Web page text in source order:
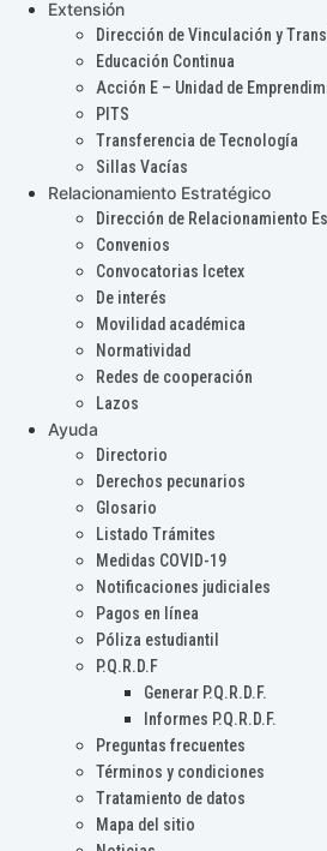
Extensión
Dirección de Vinculación y
Educación Continua
Acción E – Unidad de
PITS
Transferencia de Tecnología
Sillas Vacías
Relacionamiento Estratégico
Dirección de Relacionamiento
Convenios
Convocatorias Icetex
De interés
Movilidad académica
Normatividad
Redes de cooperación
Lazos
Ayuda
Directorio
Derechos pecunarios
Glosario
Listado Trámites
Medidas COVID-19
Notificaciones judiciales
Pagos en línea
Póliza estudiantil
P.Q.R.D.F
Generar P.Q.R.D.F.
Informes P.Q.R.D.F.
Preguntas frecuentes
Términos y condiciones
Tratamiento de datos
Mapa del sitio